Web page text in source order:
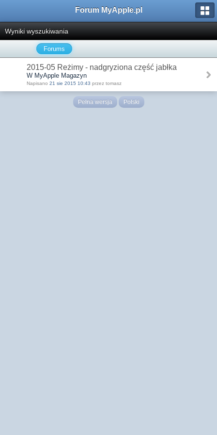
Forum MyApple.pl
Wyniki wyszukiwania
Forums
2015-05 Reżimy - nadgryziona część jabłka
W MyApple Magazyn
Napisano 21 sie 2015 10:43 przez tomasz
Pełna wersja Polski